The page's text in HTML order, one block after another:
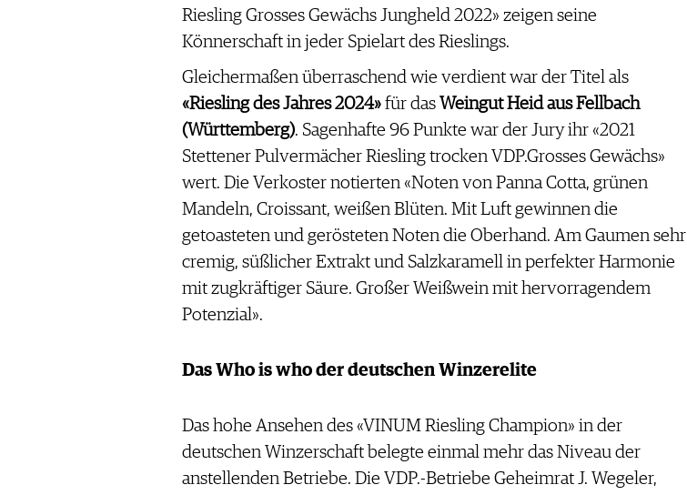
Riesling Grosses Gewächs Jungheld 2022» zeigen seine
Könnerschaft in jeder Spielart des Rieslings.
Gleichermaßen überraschend wie verdient war der Titel als
«Riesling des Jahres 2024»für das Weingut Heid aus Fellbach
(Württemberg). Sagenhafte 96 Punkte war der Jury ihr «2021
Stettener Pulvermächer Riesling trocken VDP.Grosses Gewächs»
wert. Die Verkoster notierten «Noten von Panna Cotta, grünen
Mandeln, Croissant, weißen Blüten. Mit Luft gewinnen die
getoasteten und gerösteten Noten die Oberhand. Am Gaumen sehr
cremig, süßlicher Extrakt und Salzkaramell in perfekter Harmonie
mit zugkräftiger Säure. Großer Weißwein mit hervorragendem
Potenzial».
Das Who is who der deutschen Winzerelite
Das hohe Ansehen des «VINUM Riesling Champion» in der
deutschen Winzerschaft belegte einmal mehr das Niveau der
anstellenden Betriebe. Die VDP.-Betriebe Geheimrat J. Wegeler,